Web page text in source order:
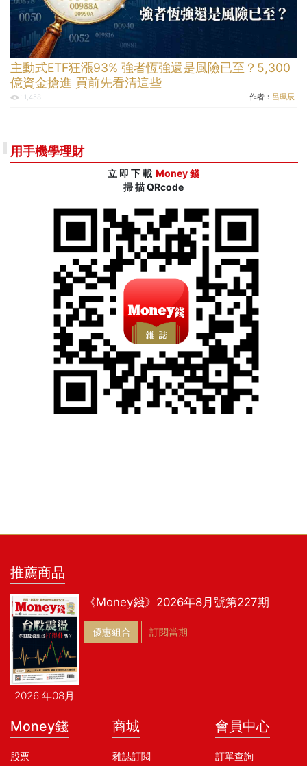
主動式ETF狂漲93% 強者恆強還是風險已至？5,300
億資金搶進 買前先看清這些
11,458 作者： 呂珮辰
用手機學理財
立 即 下 載 Money 錢
掃 描 QRcode
推薦商品
2026 年08月
《Money錢》2026年8月號第227期
優惠組合 訂閱當期
Money錢
股票
商城
雜誌訂閱
會員中心
訂單查詢